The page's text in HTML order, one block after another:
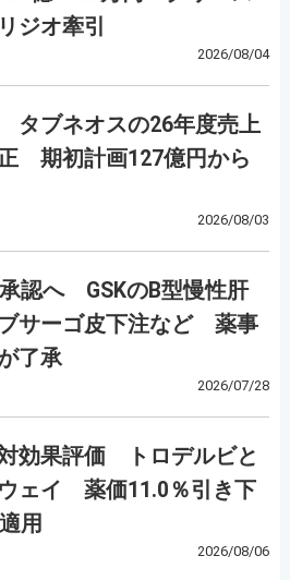
ジオ牽引
2026/08/04
タブネオスの26年度売上
期初計画127億円から
2026/08/03
認へ GSKのB型慢性肝
サーゴ皮下注など 薬事
了承
2026/07/28
効果評価 トロデルビと
ェイ 薬価11.0％引き下
用
2026/08/06